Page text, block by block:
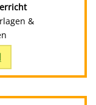
&